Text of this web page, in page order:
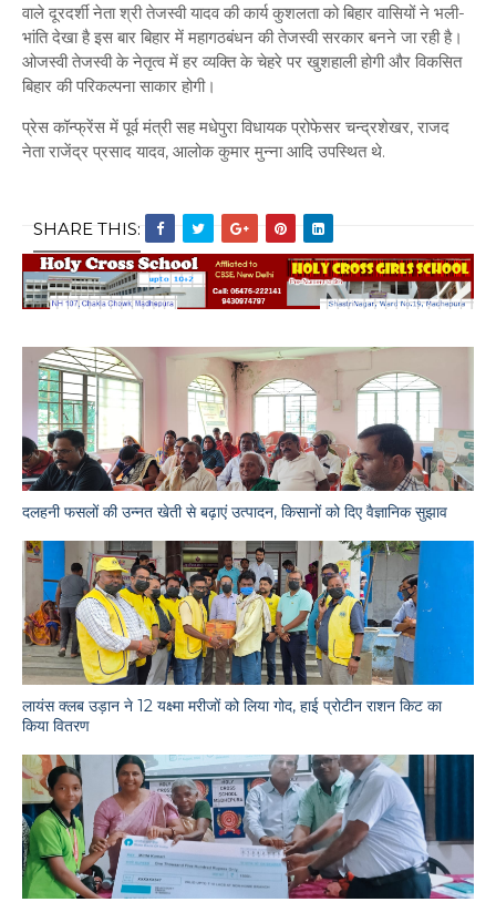
वाले दूरदर्शी नेता श्री तेजस्वी यादव की कार्य कुशलता को बिहार वासियों ने भली-
भांति देखा है इस बार बिहार में महागठबंधन की तेजस्वी सरकार बनने जा रही है।
ओजस्वी तेजस्वी के नेतृत्व में हर व्यक्ति के चेहरे पर खुशहाली होगी और विकसित
बिहार की परिकल्पना साकार होगी।
प्रेस कॉन्फ्रेंस में पूर्व मंत्री सह मधेपुरा विधायक प्रोफेसर चन्द्रशेखर, राजद
नेता राजेंद्र प्रसाद यादव, आलोक कुमार मुन्ना आदि उपस्थित थे.
SHARE THIS:
दलहनी फसलों की उन्नत खेती से बढ़ाएं उत्पादन, किसानों को दिए वैज्ञानिक सुझाव
लायंस क्लब उड़ान ने 12 यक्ष्मा मरीजों को लिया गोद, हाई प्रोटीन राशन किट का
किया वितरण